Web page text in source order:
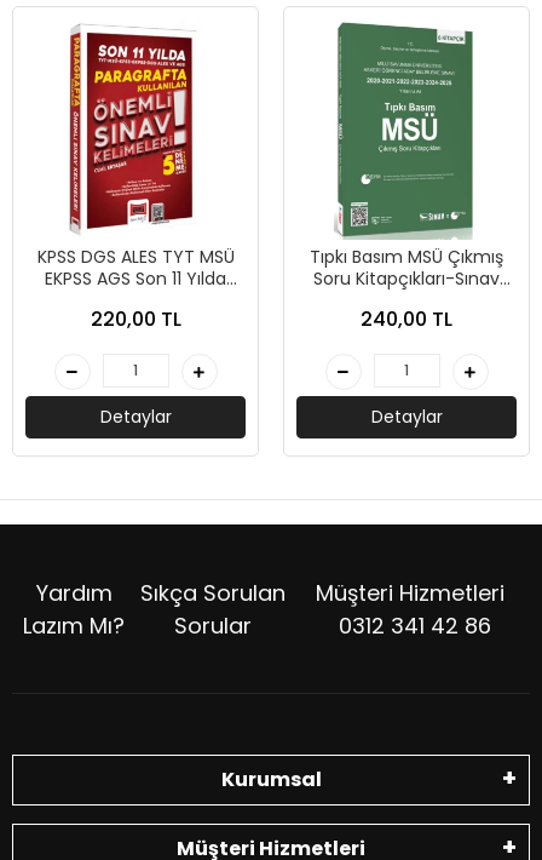
KPSS DGS ALES TYT MSÜ
EKPSS AGS Son 11 Yılda
Önemli Sınav Kelimeleri-
Yayınevi
220,00 TL
Detaylar
Tıpkı Basım MSÜ Çıkmış
Soru Kitapçıkları-Sınav
240,00 TL
Detaylar
Yardım
Lazım Mı?
Sıkça Sorulan
Sorular
Müşteri Hizmetleri
0312 341 42 86
Kurumsal
Müşteri Hizmetleri